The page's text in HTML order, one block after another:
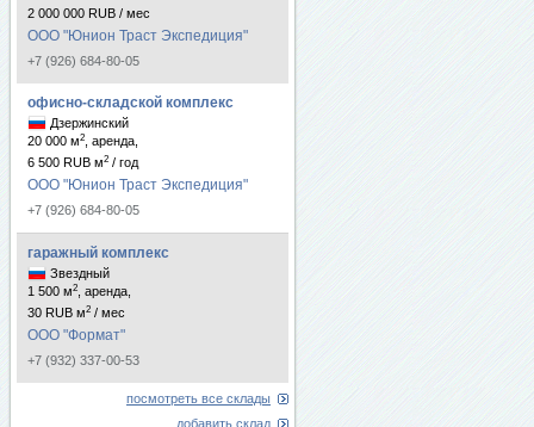
2 000 000 RUB / мес
ООО "Юнион Траст Экспедиция"
+7 (926) 684-80-05
офисно-складской комплекс
Дзержинский
20 000 м2
, аренда,
6 500 RUB м2 / год
ООО "Юнион Траст Экспедиция"
+7 (926) 684-80-05
гаражный комплекс
Звездный
1 500 м2
, аренда,
30 RUB м2 / мес
ООО "Формат"
+7 (932) 337-00-53
посмотреть все склады
добавить склад